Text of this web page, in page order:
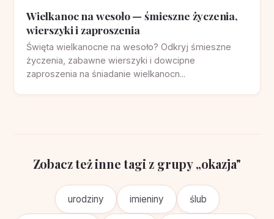
Wielkanoc na wesoło — śmieszne życzenia,
wierszyki i zaproszenia
Święta wielkanocne na wesoło? Odkryj śmieszne
życzenia, zabawne wierszyki i dowcipne
zaproszenia na śniadanie wielkanocn...
Zobacz też inne tagi z grupy „okazja"
urodziny imieniny ślub